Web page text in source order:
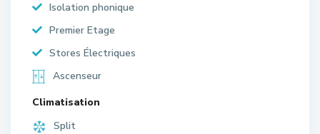
Isolation phonique
Premier Etage
Stores Électriques
Ascenseur
Climatisation
Split